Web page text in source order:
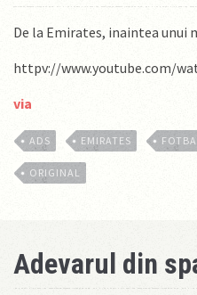
De la Emirates, inaintea unui
httpv://www.youtube.com/
via
ADS EMIRATES
ORIGINAL
Adevarul din